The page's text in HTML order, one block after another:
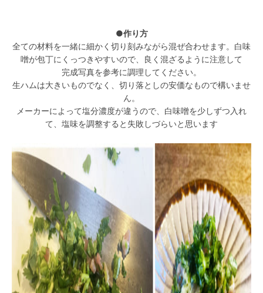
●作り方
全ての材料を一緒に細かく切り刻みながら混ぜ合わせます。白味
噌が包丁にくっつきやすいので、良く混ざるように注意して
完成写真を参考に調理してください。
生ハムは大きいものでなく、切り落としの安価なもので構いませ
ん。
メーカーによって塩分濃度が違うので、白味噌を少しずつ入れ
て、塩味を調整すると失敗しづらいと思います